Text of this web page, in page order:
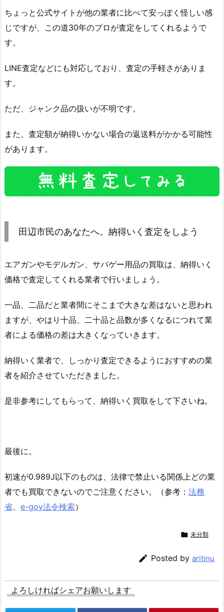
ちょっと公式サイトが他の業者に比べて安っぽく怪しい感
じですが、この道30年のプロが査定をしてくれるようで
す。
LINE査定などにも対応しており、査定の手軽さがありま
す。
ただ、ジャンク品の扱いが不明です。
また、査定額が納得いかない場合の返送料がかかる可能性
があります。
田辺市民のあなたへ。納得いく査定をしよう
エアガンやモデルガン、サバゲー用品の買取は、納得いく
価格で査定してくれる業者で行いましょう。
一品、二品だと業者間にそこまで大きな差はないと思われ
ますが、やはり十品、二十品と品数が多くなるにつれて業
者による価格の差は大きくなっていきます。
納得いく業者で、しっかり査定できるようにおすすめの業
者を紹介させていただきました。
是非参考にしてもらって、納得いく買取をして下さいね。
最後に。
初速が0.989J以下のものは、法律で禁止いる関係上どの業
者でも買取できないのでご注意ください。（参考： 法務
省、 e-gov法令検索）
 未分類
 Posted by aritinu
よろしければシェアお願いします